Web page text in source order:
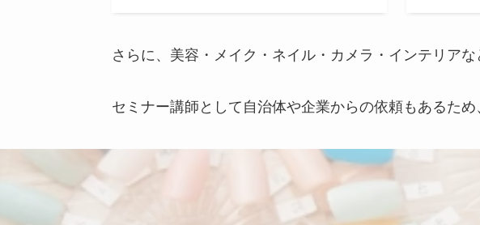
さらに、美容・メイク・ネイル・カメラ・インテリアな
セミナー講師として自治体や企業からの依頼もあるた